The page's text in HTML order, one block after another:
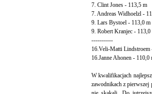
7. Clint Jones - 113,5 m
7. Andreas Widhoelzl -
9. Lars Bystoel - 113,0 m
9. Robert Kranjec - 113,0
-----------
16.Veli-Matti Lindstroem
16.Janne Ahonen - 110,0
W kwalifikacjach
zawodnikach z pierwszej